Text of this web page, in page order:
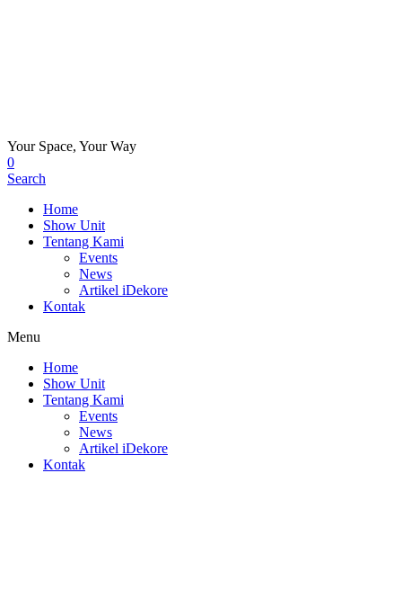
Your Space, Your Way
0
Search
Home
Show Unit
Tentang Kami
Events
News
Artikel iDekore
Kontak
Menu
Home
Show Unit
Tentang Kami
Events
News
Artikel iDekore
Kontak